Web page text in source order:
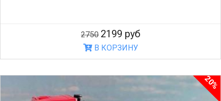
2750 2199 руб
В КОРЗИНУ
20%